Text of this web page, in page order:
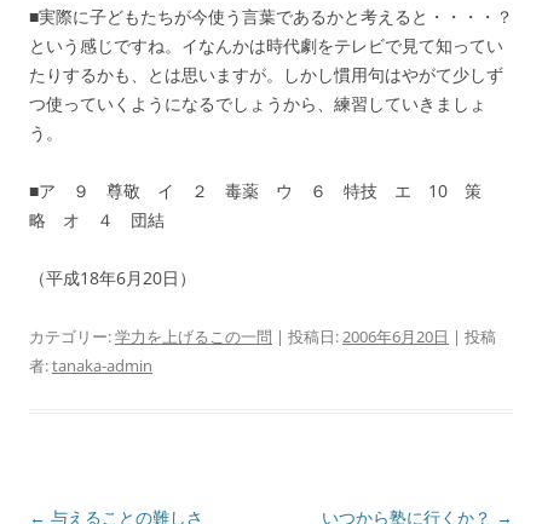
■実際に子どもたちが今使う言葉であるかと考えると・・・・？
という感じですね。イなんかは時代劇をテレビで見て知ってい
たりするかも、とは思いますが。しかし慣用句はやがて少しず
つ使っていくようになるでしょうから、練習していきましょ
う。
■ア ９ 尊敬 イ ２ 毒薬 ウ ６ 特技 エ 10 策
略 オ ４ 団結
（平成18年6月20日）
カテゴリー:学力を上げるこの一問 | 投稿日:2006年6月20日 | 投稿
者:tanaka-admin
投
← 与えることの難しさ いつから塾に行くか？ →